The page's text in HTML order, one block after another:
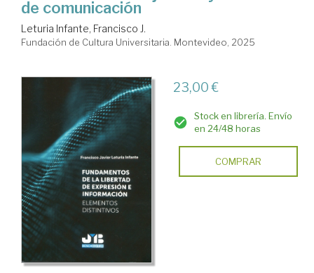
de comunicación
Leturia Infante, Francisco J.
Fundación de Cultura Universitaria. Montevideo, 2025
23,00 €
Stock en librería. Envío
en 24/48 horas
COMPRAR